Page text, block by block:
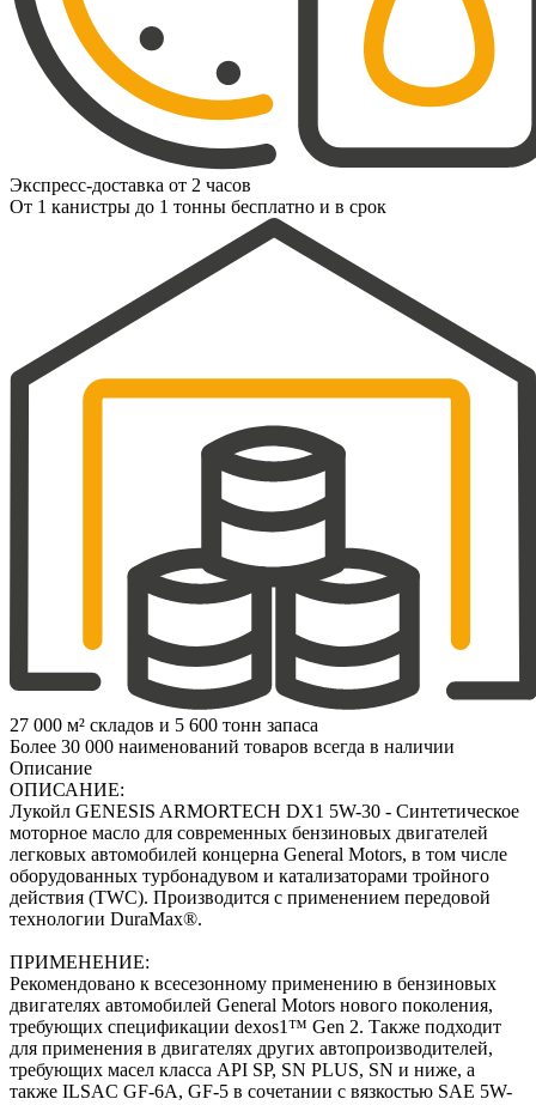
Экспресс-доставка от 2 часов
От 1 канистры до 1 тонны бесплатно и в срок
27 000 м² складов и 5 600 тонн запаса
Более 30 000 наименований товаров всегда в наличии
Описание
ОПИСАНИЕ:
Лукойл GENESIS ARMORTECH DX1 5W-30 - Синтетическое
моторное масло для современных бензиновых двигателей
легковых автомобилей концерна General Motors, в том числе
оборудованных турбонадувом и катализаторами тройного
действия (TWC). Производится с применением передовой
технологии DuraMax®.
ПРИМЕНЕНИЕ:
Рекомендовано к всесезонному применению в бензиновых
двигателях автомобилей General Motors нового поколения,
требующих спецификации dexos1™ Gen 2. Также подходит
для применения в двигателях других автопроизводителей,
требующих масел класса API SP, SN PLUS, SN и ниже, а
также ILSAC GF-6A, GF-5 в сочетании с вязкостью SAE 5W-